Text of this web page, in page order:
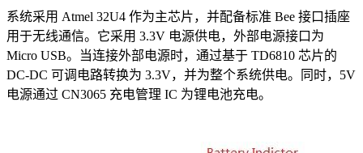
系统采用 Atmel 32U4 作为主芯片，并配备标准 Bee 接口插座
用于无线通信。它采用 3.3V 电源供电，外部电源接口为
Micro USB。当连接外部电源时，通过基于 TD6810 芯片的
DC‐DC 可调电路转换为 3.3V，并为整个系统供电。同时，5V
电源通过 CN3065 充电管理 IC 为锂电池充电。